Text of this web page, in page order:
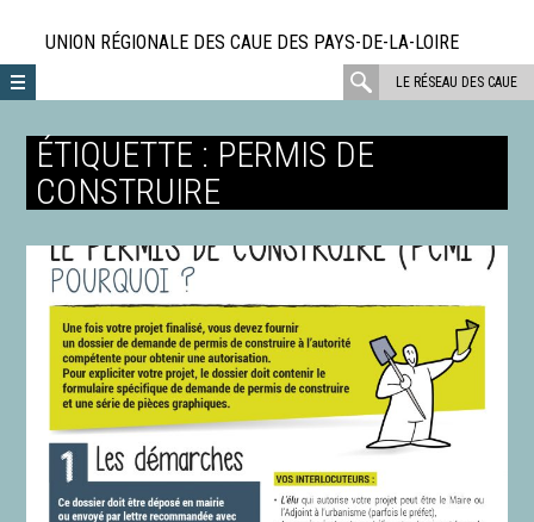
directement
au
contenu
UNION RÉGIONALE DES CAUE DES PAYS-DE-LA-LOIRE
LE RÉSEAU DES CAUE
rechercher
:
ÉTIQUETTE : PERMIS DE
CONSTRUIRE